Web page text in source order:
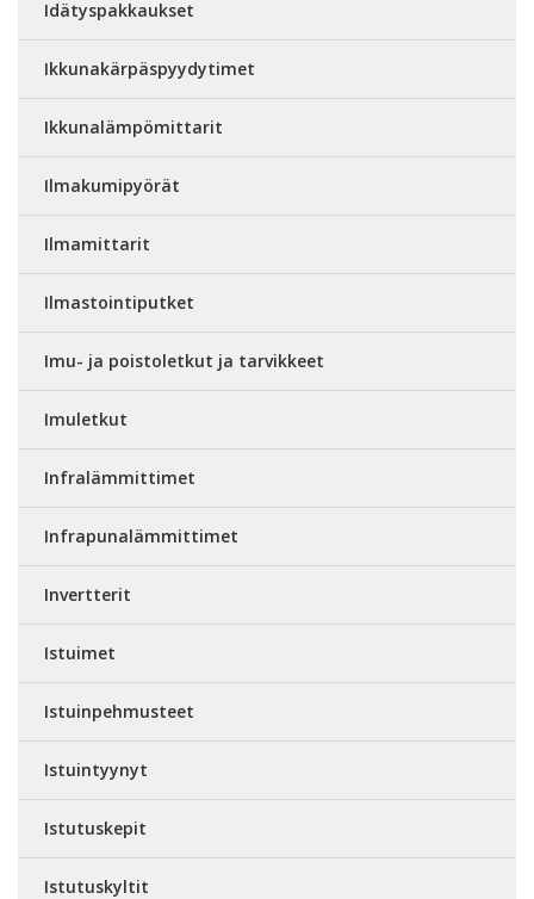
Idätyspakkaukset
Ikkunakärpäspyydytimet
Ikkunalämpömittarit
Ilmakumipyörät
Ilmamittarit
Ilmastointiputket
Imu- ja poistoletkut ja tarvikkeet
Imuletkut
Infralämmittimet
Infrapunalämmittimet
Invertterit
Istuimet
Istuinpehmusteet
Istuintyynyt
Istutuskepit
Istutuskyltit